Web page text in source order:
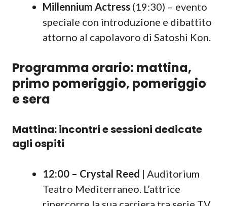
Millennium Actress (19:30) – evento
speciale con introduzione e dibattito
attorno al capolavoro di Satoshi Kon.
Programma orario: mattina,
primo pomeriggio, pomeriggio
e sera
Mattina: incontri e sessioni dedicate
agli ospiti
12:00 – Crystal Reed | Auditorium
Teatro Mediterraneo. L’attrice